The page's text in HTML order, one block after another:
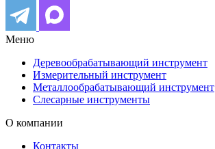
Меню
Деревообрабатывающий инструмент
Измерительный инструмент
Металлообрабатывающий инструмент
Слесарные инструменты
О компании
Контакты